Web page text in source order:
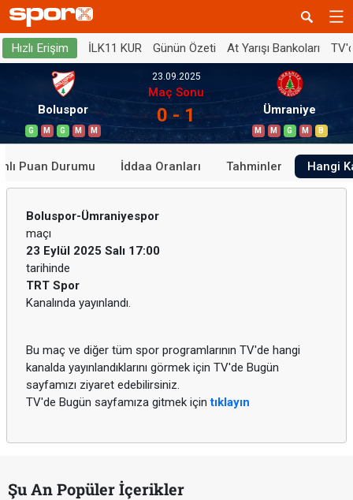
Hızlı Erişim İLK11 KUR Günün Özeti At Yarışı Bankoları
Boluspor
G M G M M
23.09.2025
Maç Sonu
0 - 1 Ümraniye
M M G M B
Puan Durumu İddaa Oranları Tahminler Hangi
Boluspor-Ümraniyespor
maçı
23 Eylül 2025 Salı 17:00
tarihinde
TRT Spor
Kanalında yayınlandı.
Bu maç ve diğer tüm spor programlarının TV'de hangi
kanalda yayınlandıklarını görmek için TV'de Bugün
sayfamızı ziyaret edebilirsiniz.
TV'de Bugün sayfamıza gitmek içintıklayın
Şu An Popüler İçerikler